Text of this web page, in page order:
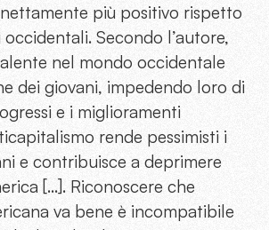
più positivo rispetto
Secondo l’autore,
nel mondo occidentale
dei giovani, impedendo loro di
e i miglioramenti
rende pessimisti i
e contribuisce a deprimere
[…]. Riconoscere che
va bene è incompatibile